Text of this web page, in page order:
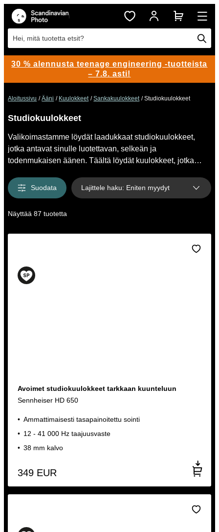
Hei, mitä tuotetta etsit?
Aloitussivu Ääni Kuulokkeet Sankakuulokkeet Studiokuulokkeet
Studiokuulokkeet
Valikoimastamme löydät laadukkaat studiokuulokkeet,
jotka antavat sinulle luotettavan, selkeän ja
todenmukaisen äänen. Täältä löydät kuulokkeet, jotka
äänituotantoihin, tallennukseen, miksaamiseen sekä
muuhun ammattikäyttöön. Kuulokkeita löytyy
ja Beyerdynamic. Tutustu valikoimaamme täällä ja tee
Suodata Lajittele haku: Eniten myydyt
Näyttää 87 tuotetta
Avoimet studiokuulokkeet tarkkaan kuunteluun
Sennheiser HD 650
Ammattimaisesti tasapainoitettu sointi
12 - 41 000 Hz taajuusvaste
38 mm kalvo
349 EUR
30 % alennusta teenage engineering -tuotteista
– 7.8. asti!